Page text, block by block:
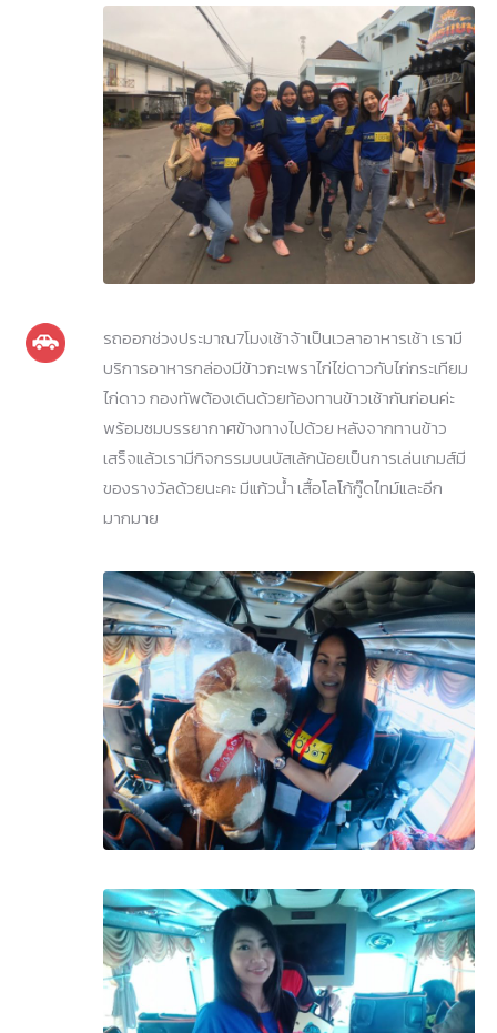
รถออกช่วงประมาณ7โมงเช้าจ้าเป็นเวลาอาหารเช้า เรามี
บริการอาหารกล่องมีข้าวกะเพราไก่ไข่ดาวกับไก่กระเทียม
ไก่ดาว กองทัพต้องเดินด้วยท้องทานข้าวเช้ากันก่อนค่ะ
พร้อมชมบรรยากาศข้างทางไปด้วย หลังจากทานข้าว
เสร็จแล้วเรามีกิจกรรมบนบัสเล้กน้อยเป็นการเล่นเกมส์มี
ของรางวัลด้วยนะคะ มีแก้วน้ำ เสื้อโลโก้กู๊ดไทม์และอีก
มากมาย